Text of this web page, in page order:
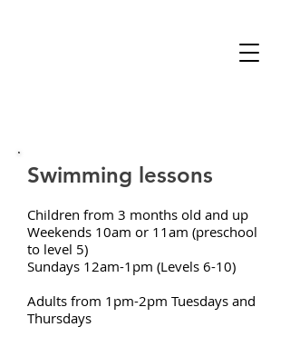
Swimming lessons
Children from 3 months old and up
Weekends 10am or 11am (preschool
to level 5)
Sundays 12am-1pm (Levels 6-10)
Adults from 1pm-2pm Tuesdays and
Thursdays